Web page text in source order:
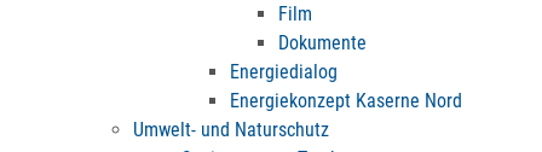
Film
Dokumente
Energiedialog
Energiekonzept Kaserne Nord
Umwelt- und Naturschutz